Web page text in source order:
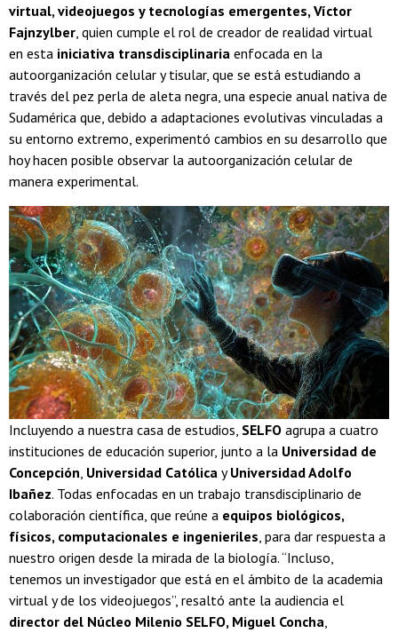
virtual, videojuegos y tecnologías emergentes, Víctor
Fajnzylber, quien cumple el rol de creador de realidad virtual
en esta iniciativa transdisciplinaria enfocada en la
autoorganización celular y tisular, que se está estudiando a
través del pez perla de aleta negra, una especie anual nativa de
Sudamérica que, debido a adaptaciones evolutivas vinculadas a
su entorno extremo, experimentó cambios en su desarrollo que
hoy hacen posible observar la autoorganización celular de
manera experimental.
Incluyendo a nuestra casa de estudios, SELFO agrupa a cuatro
instituciones de educación superior, junto a la Universidad de
Concepción, Universidad Católica yUniversidad Adolfo
Ibañez. Todas enfocadas en un trabajo transdisciplinario de
colaboración científica, que reúne a equipos biológicos,
físicos, computacionales e ingenieriles, para dar respuesta a
nuestro origen desde la mirada de la biología. “Incluso,
tenemos un investigador que está en el ámbito de la academia
virtual y de los videojuegos”, resaltó ante la audiencia el
director del Núcleo Milenio SELFO, Miguel Concha,